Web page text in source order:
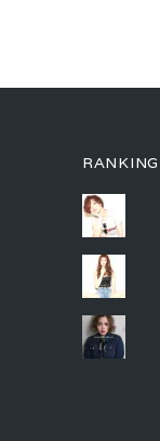
RANKING